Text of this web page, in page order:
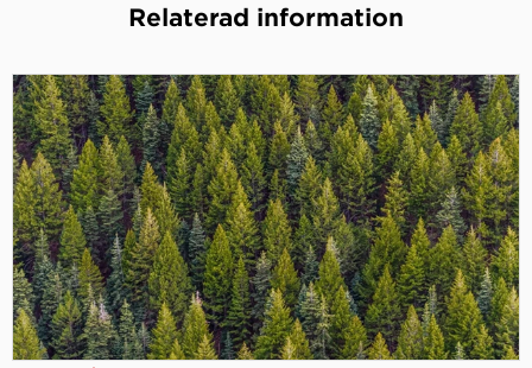
Relaterad information